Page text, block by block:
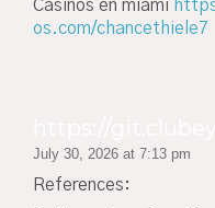
Casinos en miami
os.com/chancethiele7
July 30, 2026 at 7:13 pm
References: